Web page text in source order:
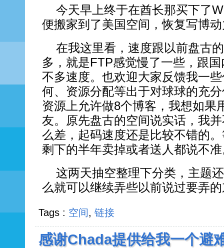
今天早上终于在酋长那买下了
便搬家到了美国空间，恢复写博
在我这里看，速度跟以前盘古
多，就是FTP感觉慢了一些，跟
不多速度。也欢迎大家反馈我一
何、资源分配等出于对球球的充
资源上允许做8个博客，我想如果
友。原先盘古的空间说实话，我
么差，起码速度还是比较不错的
剩下的半年卖掉或者送人都说不
这两天抽空整理下分类，主题
么就可以继续弄些以前说过要弄
Tags : 空间, 链接
感谢Chada提供给我一个避